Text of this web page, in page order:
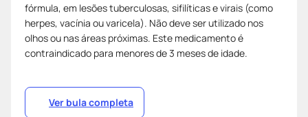
fórmula, em lesões tuberculosas, sifilíticas e virais (como
herpes, vacínia ou varicela). Não deve ser utilizado nos
olhos ou nas áreas próximas. Este medicamento é
contraindicado para menores de 3 meses de idade.
Ver bula completa